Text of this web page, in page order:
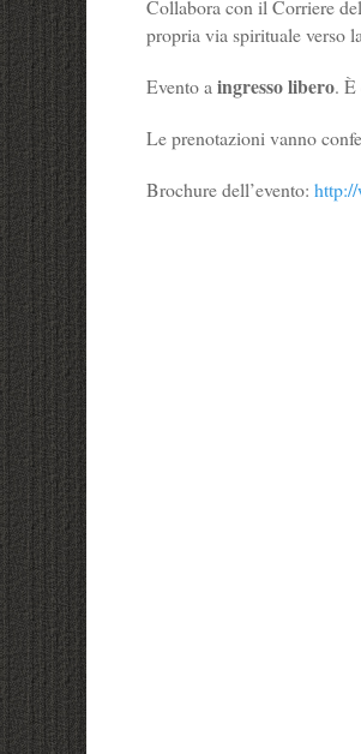
Collabora con il Corriere
propria via spirituale verso
Evento aingresso libero. È
Le prenotazioni vanno
Brochure dell’evento: